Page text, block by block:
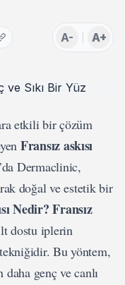
A- A+
etkili bir çözüm
Fransız askısı
Dermaclinic,
doğal ve estetik bir
Nedir? Fransız
dostu iplerin
Bu yöntem,
genç ve canlı